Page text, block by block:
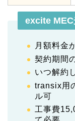
excite
月額料金
契約期間
いつ解約
transix用
ル可
工事費